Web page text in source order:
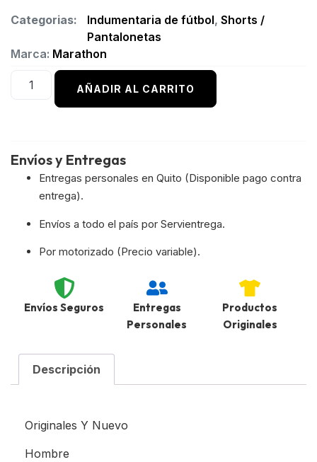
Categorias: Indumentaria de fútbol, Shorts /
Pantalonetas
Marca: Marathon
AÑADIR AL CARRITO
Envíos y Entregas
Entregas personales en Quito (Disponible pago contra
entrega).
Envíos a todo el país por Servientrega.
Por motorizado (Precio variable).
Envíos Seguros
Entregas
Personales
Productos
Originales
Descripción
Originales Y Nuevo
Hombre